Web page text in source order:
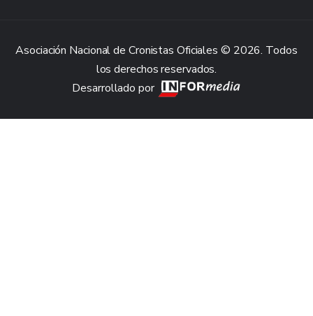
Asociación Nacional de Cronistas Oficiales © 2026. Todos
los derechos reservados.
Desarrollado por